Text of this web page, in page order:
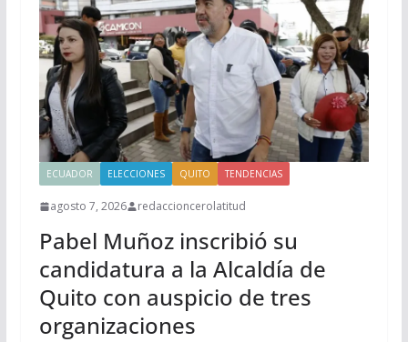
ECUADOR ELECCIONES QUITO TENDENCIAS
agosto 7, 2026 redaccioncerolatitud
Pabel Muñoz inscribió su
candidatura a la Alcaldía de
Quito con auspicio de tres
organizaciones